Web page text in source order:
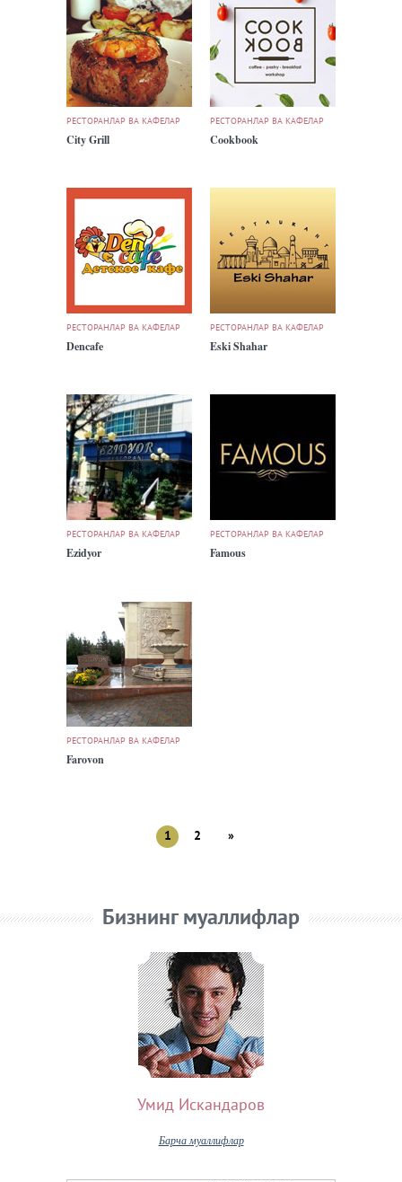
РЕСТОРАНЛАР ВА КАФЕЛАР
City Grill
РЕСТОРАНЛАР ВА КАФЕЛАР
Cookbook
РЕСТОРАНЛАР ВА КАФЕЛАР
Dencafe
РЕСТОРАНЛАР ВА КАФЕЛАР
Eski Shahar
РЕСТОРАНЛАР ВА КАФЕЛАР
Ezidyor
РЕСТОРАНЛАР ВА КАФЕЛАР
Famous
РЕСТОРАНЛАР ВА КАФЕЛАР
Farovon
1 2 »
Бизнинг муаллифлар
Умид Искандаров
Барча муаллифлар